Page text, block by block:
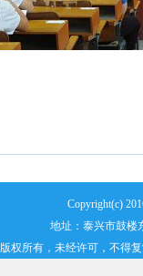
Copyright(c)
地址：泰兴市鼓楼
版权所有，未经许可，不得